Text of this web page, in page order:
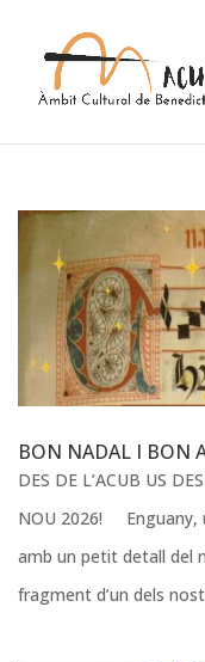
BON NADAL I BON
DES DE L’ACUB US
NOU 2026! Enguany,
amb un petit detall del
fragment d’un dels